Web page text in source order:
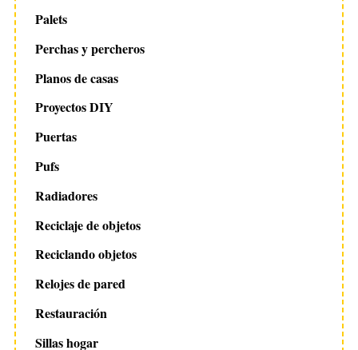
Palets
Perchas y percheros
Planos de casas
Proyectos DIY
Puertas
Pufs
Radiadores
Reciclaje de objetos
Reciclando objetos
Relojes de pared
Restauración
Sillas hogar